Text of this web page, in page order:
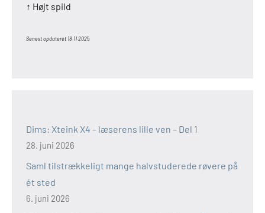
↑ Højt spild
Senest opdateret 18.11.2025
Dims: Xteink X4 – læserens lille ven – Del 1
28. juni 2026
Saml tilstrækkeligt mange halvstuderede røvere på
ét sted
6. juni 2026